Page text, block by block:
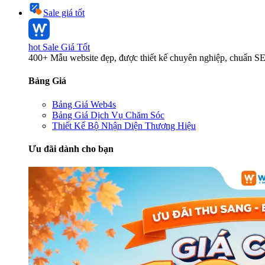
Sale giá tốt
hot Sale Giá Tốt
400+ Mẫu website đẹp, được thiết kế chuyên nghiệp, chuẩn
Bảng Giá
Bảng Giá Web4s
Bảng Giá Dịch Vụ Chăm Sóc
Thiết Kế Bộ Nhận Diện Thương Hiệu
Ưu đãi dành cho bạn